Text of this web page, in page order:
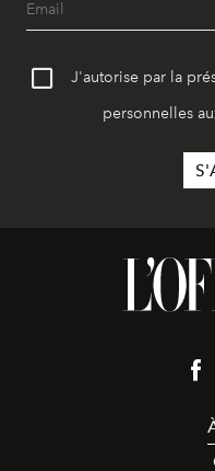
J'autorise par la
personnelles